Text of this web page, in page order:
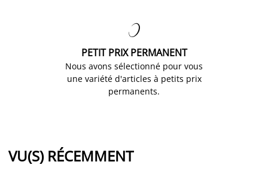

PETIT PRIX PERMANENT
Nous avons sélectionné pour vous
une variété d'articles à petits prix
permanents.
VU(S) RÉCEMMENT